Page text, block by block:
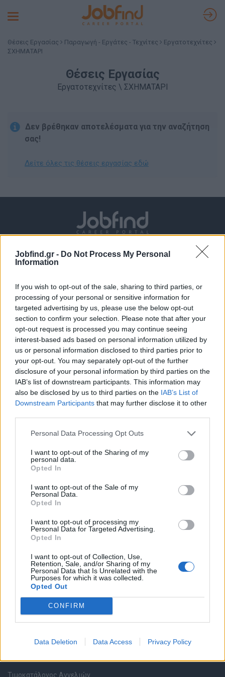
Jobfind.gr - Do Not Process My Personal
Information
If you wish to opt-out of the sale, sharing to third parties, or
processing of your personal or sensitive information for
targeted advertising by us, please use the below opt-out
section to confirm your selection. Please note that after your
opt-out request is processed you may continue seeing
interest-based ads based on personal information utilized by
us or personal information disclosed to third parties prior to
your opt-out. You may separately opt-out of the further
disclosure of your personal information by third parties on the
IAB’s list of downstream participants. This information may
also be disclosed by us to third parties on the IAB’s List of
Downstream Participants that may further disclose it to other
Personal Data Processing Opt Outs
I want to opt-out of the Sharing of my
personal data.
Opted In
I want to opt-out of the Sale of my
Personal Data.
Opted In
I want to opt-out of processing my
Personal Data for Targeted Advertising.
Opted In
I want to opt-out of Collection, Use,
Retention, Sale, and/or Sharing of my
Personal Data that Is Unrelated with the
Purposes for which it was collected.
Opted Out
CONFIRM
Data Deletion Data Access Privacy Policy
Toggle
Θέσεις Εργασίας Παραγωγή - Εργάτες - Τεχνίτες
Εργατοτεχνίτες
ΣΧΗΜΑΤΑΡΙ
Θέσεις Εργασίας
Εργατοτεχνίτες \ ΣΧΗΜΑΤΑΡΙ
Δεν βρέθηκαν αποτελέσματα για την αναζήτηση
σας!
Δείτε όλες τις θέσεις εργασίας εδώ
Θέσεις εργασίας
Θέσεις Εργασίας ανά Ειδικότητα
Θέσεις Εργασίας ανά Εταιρεία
Κέντρο Βοήθειας
Καταχώρηση Online Βιογραφικού
Συμβουλές Καριέρας
HR corner
Ερωτήσεις συνεντεύξεων
Υπολογισμός καθαρού μισθού
Υπηρεσίες εταιριών
Τιμοκατάλογος Αγγελιών